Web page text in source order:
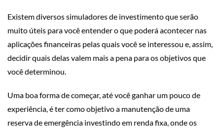
Existem diversos simuladores de investimento que serão
muito úteis para você entender o que poderá acontecer nas
aplicações financeiras pelas quais você se interessou e, assim,
decidir quais delas valem mais a pena para os objetivos que
você determinou.
Uma boa forma de começar, até você ganhar um pouco de
experiência, é ter como objetivo a manutenção de uma
reserva de emergência investindo em renda fixa, onde os